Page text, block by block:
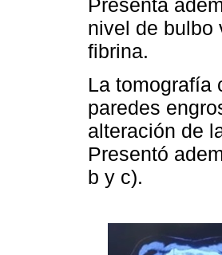
nivel de bulbo
fibrina.
La tomografía
paredes
alteración de
Presentó
b y c).